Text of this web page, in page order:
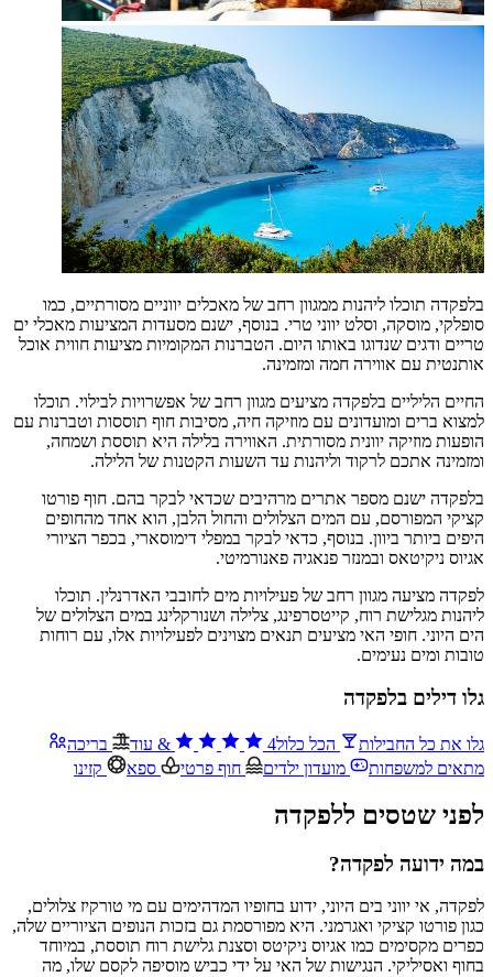
בלפקדה תוכלו ליהנות ממגוון רחב של מאכלים יווניים מסורתיים, כמו
סופלקי, מוסקה, וסלט יווני טרי. בנוסף, ישנם מסעדות המציעות מאכלי ים
טריים ודגים שנדוגו באותו היום. הטברנות המקומיות מציעות חווית אוכל
אותנטית עם אווירה חמה ומזמינה.
החיים הליליים בלפקדה מציעים מגוון רחב של אפשרויות לבילוי. תוכלו
למצוא ברים ומועדונים עם מוזיקה חיה, מסיבות חוף תוססות וטברנות עם
הופעות מוזיקה יוונית מסורתית. האווירה בלילה היא תוססת ושמחה,
ומזמינה אתכם לרקוד וליהנות עד השעות הקטנות של הלילה.
בלפקדה ישנם מספר אתרים מרהיבים שכדאי לבקר בהם. חוף פורטו
קציקי המפורסם, עם המים הצלולים והחול הלבן, הוא אחד מהחופים
היפים ביותר ביוון. בנוסף, כדאי לבקר במפלי דימוסארי, בכפר הציורי
אגיוס ניקיטאס ובמנזר פנאגיה פאנורמיטי.
לפקדה מציעה מגוון רחב של פעילויות מים לחובבי האדרנלין. תוכלו
ליהנות מגלישת רוח, קייטסרפינג, צלילה ושנורקלינג במים הצלולים של
הים היוני. חופי האי מציעים תנאים מצוינים לפעילויות אלו, עם רוחות
טובות ומים נעימים.
גלו דילים בלפקדה
גלו את כל החבילות הכל כלול4
& עוד
בריכה
מתאים למשפחות
מועדון ילדים חוף פרטי ספא קזינו
לפני שטסים ללפקדה
במה ידועה לפקדה?
לפקדה, אי יווני בים היוני, ידוע בחופיו המדהימים עם מי טורקיז צלולים,
כגון פורטו קציקי ואגרמני. היא מפורסמת גם בזכות הנופים הציוריים שלה,
כפרים מקסימים כמו אגיוס ניקיטס וסצנת גלישת רוח תוססת, במיוחד
בחוף ואסיליקי. הנגישות של האי על ידי כביש מוסיפה לקסם שלו, מה